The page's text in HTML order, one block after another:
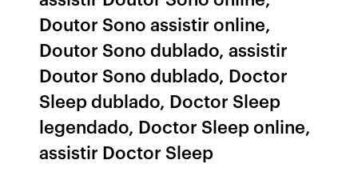
Doutor Sono assistir online,
Doutor Sono dublado, assistir
Doutor Sono dublado, Doctor
Sleep dublado, Doctor Sleep
legendado, Doctor Sleep online,
assistir Doctor Sleep